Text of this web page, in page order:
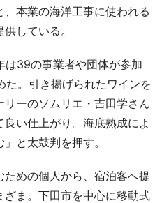
本業の海洋工事に使われる
している。
39の事業者や団体が参加
た。引き揚げられたワインを
ーのソムリエ・吉田学さん
い仕上がり。海底熟成によ
と太鼓判を押す。
めの個人から、宿泊客へ提
ま。下田市を中心に移動式